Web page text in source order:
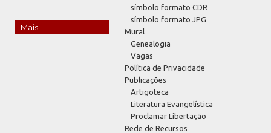
Mais
símbolo formato CDR
símbolo formato JPG
Mural
Genealogia
Vagas
Política de Privacidade
Publicações
Artigoteca
Literatura Evangelística
Proclamar Libertação
Rede de Recursos